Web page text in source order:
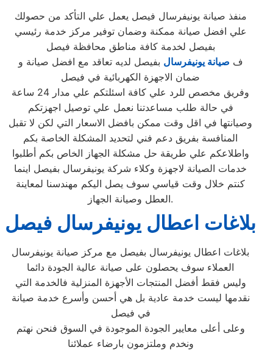
منفذ صيانة يونيفرسال فيصل يعمل علي التأكد من حصولك
علي افضل صيانة ممكنة وضمان توفير مركز خدمة رئيسي
بفيصل لخدمة كافة مناطق محافظة فيصل
ف صيانة يونيفرسال بفيصل لديه تعاقد مع افضل صيانة و
ضمان الاجهزة الكهربائية في فيصل
وفريق مخصص للرد علي كافة اسئلتكم علي مدار 24 ساعة
في حالة طلب مساعدتنا نعمل علي توصيل اجهزتكم
وصيانتها في اقل وقت ممكن بافضل الاسعار التي لكن لا تقبل
المنافسة بفريق دعم فني لتحديد المشكلة الخاصة بكم
واطلاعكم علي طريقة حل مشكلة الجهاز الخاص بكم أطلبوا
خدمات الصيانة لاجهزة وكلاء شركة يونيفرسال بفيصل اينما
كنتم خلال وقت قياسي سوف يصل اليكم مهندسنا لمعاينة
العطل وصيانة الجهاز.
بلاغات اعطال يونيفرسال فيصل
بلاغات اعطال يونيفرسال بفيصل مع مركز صيانة يونيفرسال
العملاء سوف يحصلون على صيانة عالية الجودة دائما
وليس فقط أفضل المنتجات الأجهزة المنزلية فالخدمة التي
نقدمها ليست خدمة عادية بل هي أحسن وأسرع خدمة صيانة
في فيصل
وعلى أعلى معايير الجودة الموجودة في السوق فنحن نهتم
ونخدم وملتزمون بارضاء عملائنا